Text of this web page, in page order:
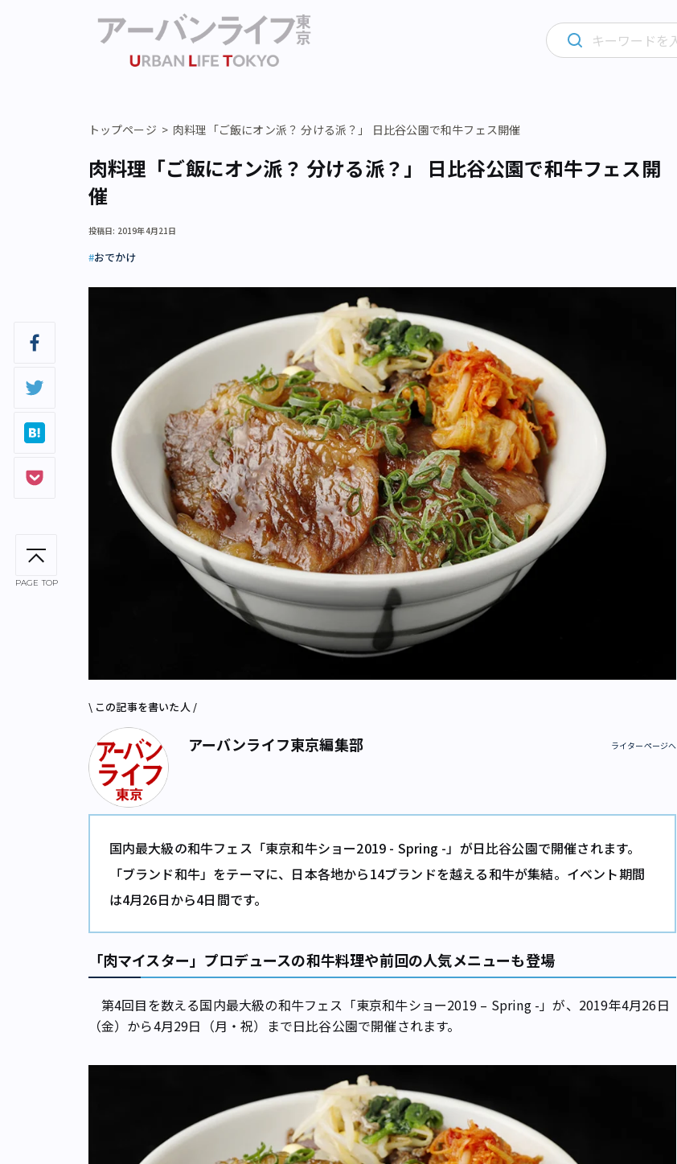
PAGE TOP
トップページ 肉料理「ご飯にオン派？ 分ける派？」 日比谷公園で和牛フェス開催
肉料理「ご飯にオン派？ 分ける派？」 日比谷公園で和牛フェス開
催
投稿日: 2019年4月21日
おでかけ
\ この記事を書いた人 /
アーバンライフ東京編集部 ライターページへ
国内最大級の和牛フェス「東京和牛ショー2019 - Spring -」が日比谷公園で開催されます。
「ブランド和牛」をテーマに、日本各地から14ブランドを越える和牛が集結。イベント期間
は4月26日から4日間です。
「肉マイスター」プロデュースの和牛料理や前回の人気メニューも登場
第4回目を数える国内最大級の和牛フェス「東京和牛ショー2019 – Spring -」が、2019年4月26日
（金）から4月29日（月・祝）まで日比谷公園で開催されます。